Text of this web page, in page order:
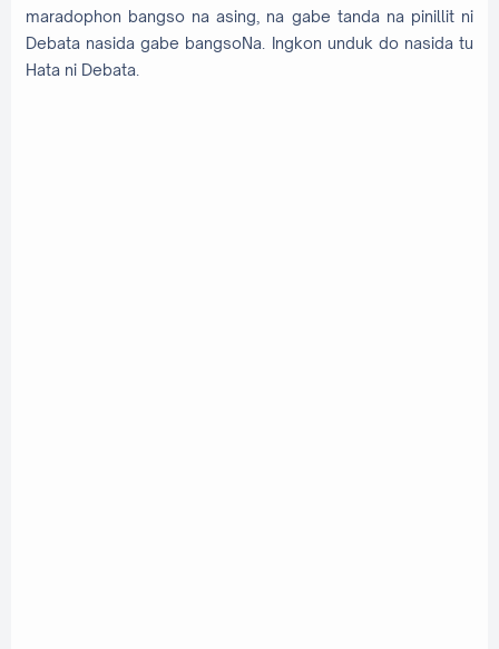
maradophon bangso na asing, na gabe tanda na pinillit ni
Debata nasida gabe bangsoNa. Ingkon unduk do nasida tu
Hata ni Debata.